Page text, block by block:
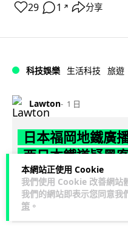
本網站正使用 Cookie
我們使用 Cookie 改善網站
我們的網站即表示您同意我
策 。
29 1 ↗ 分享
科技娛樂 生活科技 旅遊
Lawton 1 日
日本福岡地鐵廣
西日本鐵道疑黑
日本福岡西鐵天神大牟田線
播出粗俗歌聲，西日本鐵道
件並考慮報案。網上一度傳言